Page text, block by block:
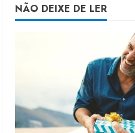
NÃO DEIXE DE LER